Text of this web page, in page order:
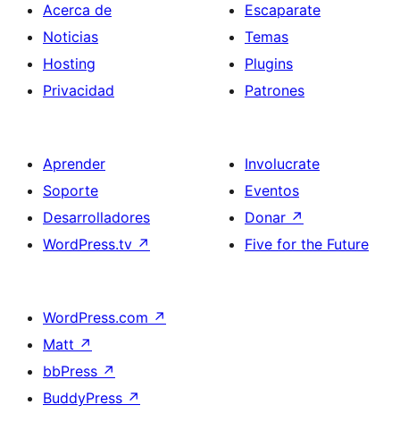
Acerca de
Noticias
Hosting
Privacidad
Escaparate
Temas
Plugins
Patrones
Aprender
Soporte
Desarrolladores
WordPress.tv ↗
Involucrate
Eventos
Donar ↗
Five for the Future
WordPress.com ↗
Matt ↗
bbPress ↗
BuddyPress ↗